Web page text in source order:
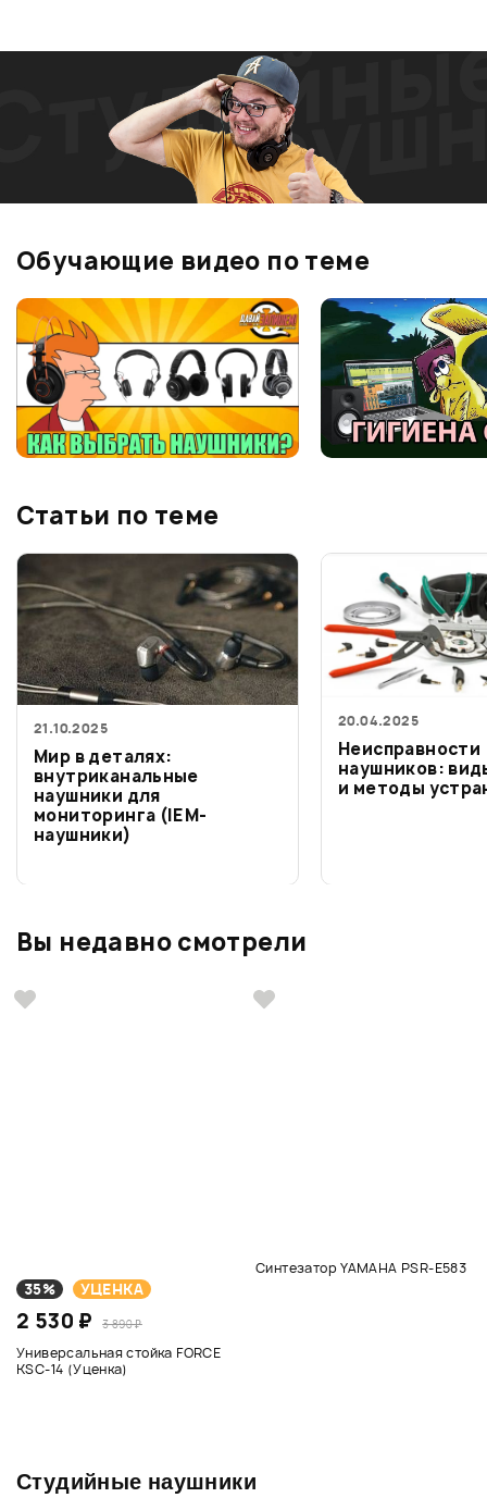
Обучающие видео по теме
Статьи по теме
21.10.2025
Мир в деталях:
внутриканальные
наушники для
мониторинга (IEM-
наушники)
20.04.2025
Неисправности
наушников:
и методы
Вы недавно смотрели
35% УЦЕНКА
2 530 ₽ 3 890 ₽
Универсальная стойка FORCE
KSC-14 (Уценка)
Синтезатор YAMAHA PSR-E583
Студийные наушники